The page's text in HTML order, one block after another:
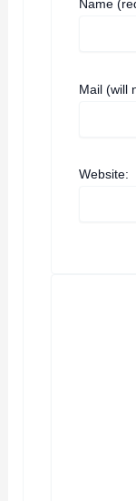
Name
Mail (will
Website: